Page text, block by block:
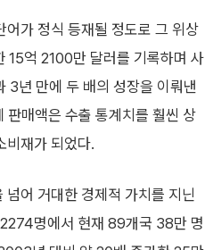
어가 정식 등재될 정도로 그 위상
15억 2100만 달러를 기록하며 사
년 만에 두 배의 성장을 이뤄낸
판매액은 수출 통계치를 훨씬 상
비재가 되었다.
어 거대한 경제적 가치를 지닌
명에서 현재 89개국 38만 명